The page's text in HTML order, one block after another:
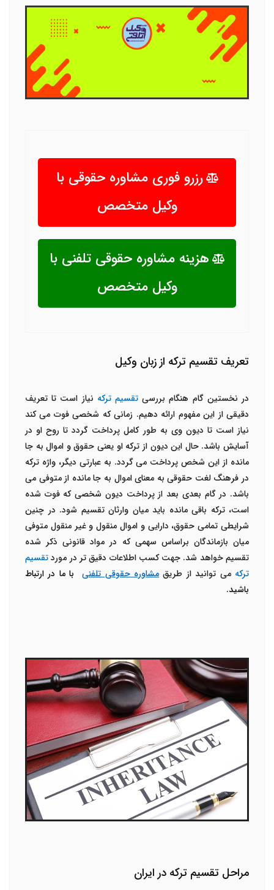
رزرو فوری مشاوره حقوقی با
وکیل متخصص
هزینه مشاوره حقوقی تلفنی با
وکیل متخصص
تعریف تقسیم ترکه از زبان وکیل
در نخستین گام هنگام بررسی تقسیم ترکه نیاز است تا تعریف
دقیقی از این مفهوم ارائه دهیم. زمانی که شخصی فوت می کند
نیاز است تا دیون وی به طور کامل پرداخت گردد تا روح او در
آسایش باشد. حال این دیون از ترکه او یعنی حقوق و اموال به جا
مانده از این شخص پرداخت می گردد. به عبارتی دیگر، واژه ترکه
در فرهنگ لغت حقوقی به معنای اموال به جا مانده از متوفی می
باشد. در گام بعدی بعد از پرداخت دیون شخصی که فوت شده
است، ترکه باقی مانده باید میان وارثان تقسیم شود. در چنین
شرایطی تمامی حقوق، دارایی و اموال منقول و غیر منقول متوفی
میان بازماندگان براساس سهمی که در مواد قانونی ذکر شده
تقسیم خواهد شد. جهت کسب اطلاعات دقیق تر در موردتقسیم
ترکه می توانید از طریقمشاوره حقوقی تلفنی
با ما در ارتباط
باشید.
مراحل تقسیم ترکه در ایران